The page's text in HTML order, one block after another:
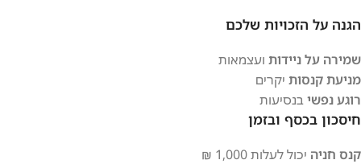
הגנה על הזכויות שלכם
שמירה על ניידות ועצמאות
מניעת קנסות יקרים
רוגע נפשיבנסיעות
חיסכון בכסף ובזמן
קנס חניה יכול לעלות 1,000 ₪